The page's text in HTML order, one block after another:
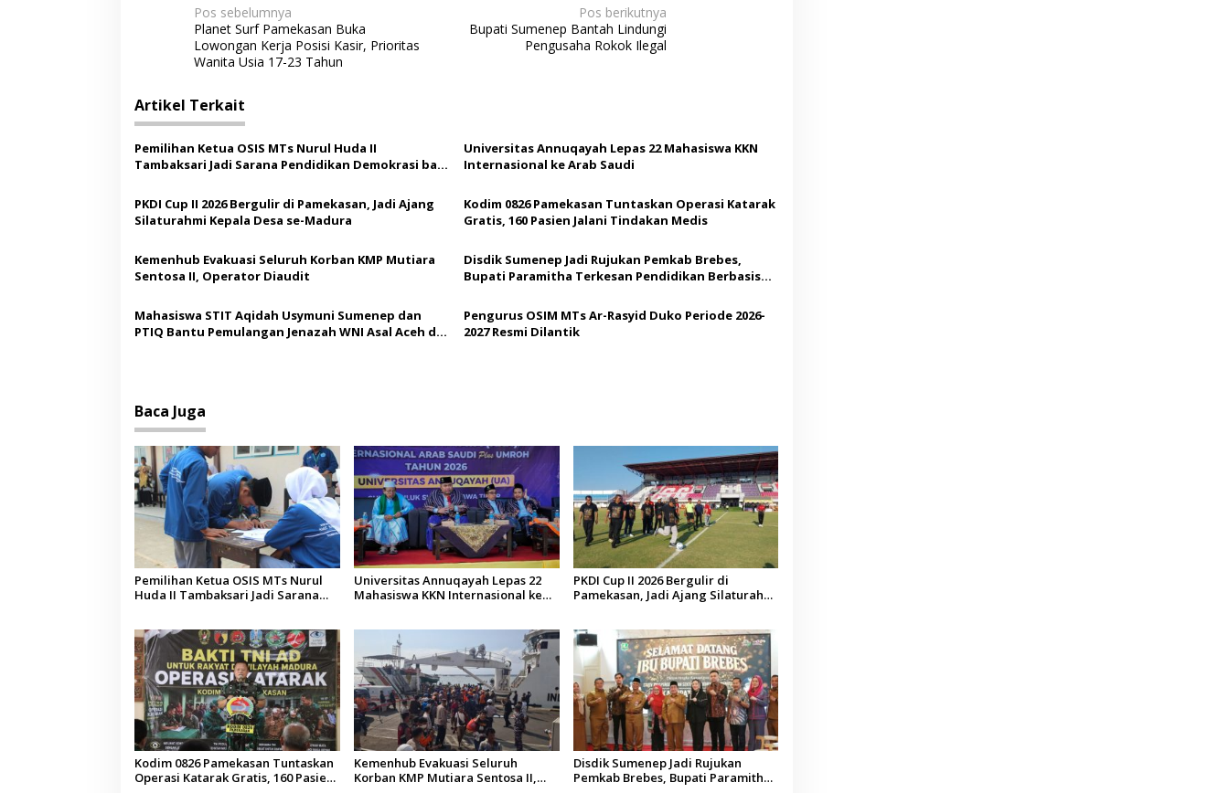
N
a
v
i
g
a
s
i
p
o
s
Pos sebelumnya
Planet Surf Pamekasan Buka
Lowongan Kerja Posisi Kasir, Prioritas
Wanita Usia 17-23 Tahun
Pos berikutnya
Bupati Sumenep Bantah Lindungi
Pengusaha Rokok Ilegal
Artikel Terkait
Pemilihan Ketua OSIS MTs Nurul Huda II
Tambaksari Jadi Sarana Pendidikan Demokrasi bagi
Universitas Annuqayah Lepas 22 Mahasiswa KKN
Internasional ke Arab Saudi
PKDI Cup II 2026 Bergulir di Pamekasan, Jadi Ajang
Silaturahmi Kepala Desa se-Madura
Kodim 0826 Pamekasan Tuntaskan Operasi Katarak
Gratis, 160 Pasien Jalani Tindakan Medis
Kemenhub Evakuasi Seluruh Korban KMP Mutiara
Sentosa II, Operator Diaudit
Disdik Sumenep Jadi Rujukan Pemkab Brebes,
Bupati Paramitha Terkesan Pendidikan Berbasis
Mahasiswa STIT Aqidah Usymuni Sumenep dan
PTIQ Bantu Pemulangan Jenazah WNI Asal Aceh di
Pengurus OSIM MTs Ar-Rasyid Duko Periode 2026-
2027 Resmi Dilantik
Baca Juga
Pemilihan Ketua OSIS MTs Nurul
Huda II Tambaksari Jadi Sarana
Universitas Annuqayah Lepas 22
Mahasiswa KKN Internasional ke
PKDI Cup II 2026 Bergulir di
Pamekasan, Jadi Ajang Silaturahmi
Kodim 0826 Pamekasan Tuntaskan
Operasi Katarak Gratis, 160 Pasien
Kemenhub Evakuasi Seluruh
Korban KMP Mutiara Sentosa II,
Disdik Sumenep Jadi Rujukan
Pemkab Brebes, Bupati Paramitha